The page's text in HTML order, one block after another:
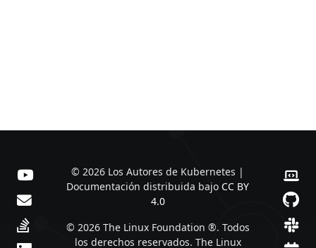
© 2026 Los Autores de Kubernetes |
Documentación distribuida bajo CC BY
4.0
© 2026 The Linux Foundation ®. Todos
los derechos reservados. The Linux